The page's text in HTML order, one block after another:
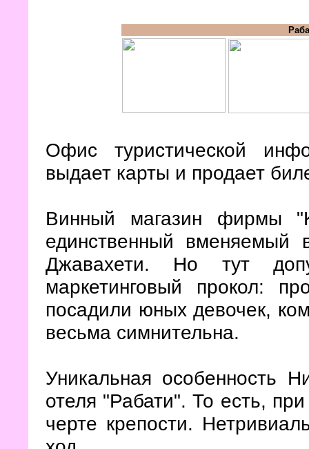
Офис туристической
выдает карты и продает
Винный магазин фирмы
единственный
Джавахети. Но тут
маркетинговый прокол:
посадили юных девочек,
весьма симнительна.
Уникальная особенность
отеля "Рабати". То есть,
черте крепости.